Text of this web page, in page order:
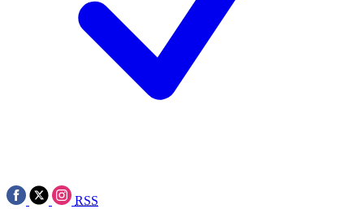
RSS